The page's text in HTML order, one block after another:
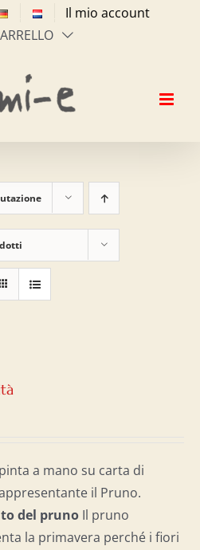
Il mio account
a mano su carta di
il Pruno.
del pruno Il pruno
la primavera perché i fiori